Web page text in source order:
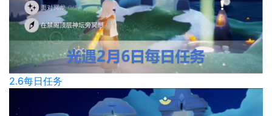
2.6每日任务